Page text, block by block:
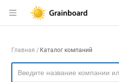
Раздел навигации
Навигация по
Главная Каталог компаний